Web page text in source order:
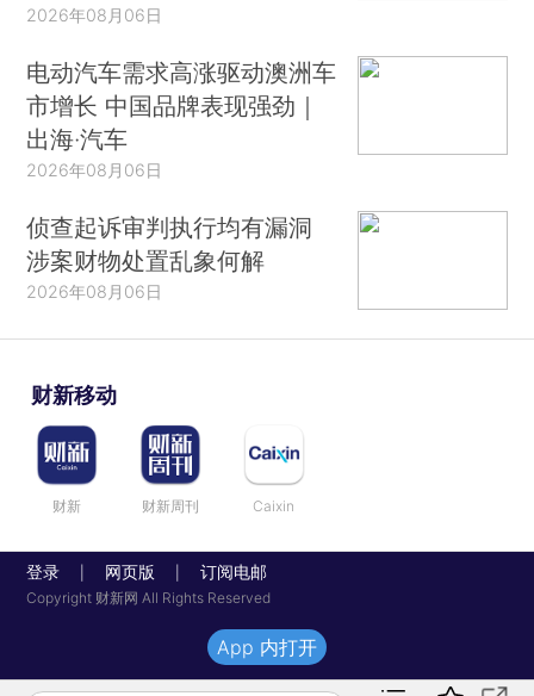
2026年08月06日
电动汽车需求高涨驱动澳洲车
市增长 中国品牌表现强劲｜
出海·汽车
2026年08月06日
侦查起诉审判执行均有漏洞
涉案财物处置乱象何解
2026年08月06日
财新移动
财新 财新周刊 Caixin
登录 网页版 订阅电邮
Copyright 财新网 All Rights Reserved
App 内打开